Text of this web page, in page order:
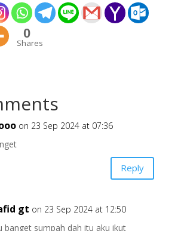
0
Shares
on 23 Sep 2024 at 07:36
Reply
gt on 23 Sep 2024 at 12:50
banget sumpah dah itu aku ikut